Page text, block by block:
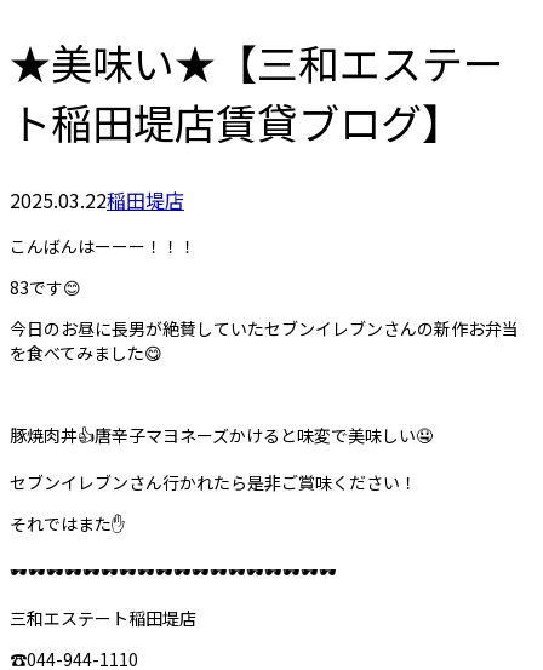
★美味い★【三和エステー
ト稲田堤店賃貸ブログ】
2025.03.22稲田堤店
こんばんはーーー！！！
83です😊
今日のお昼に長男が絶賛していたセブンイレブンさんの新作お弁当
を食べてみました😋
豚焼肉丼👍唐辛子マヨネーズかけると味変で美味しい🤤
セブンイレブンさん行かれたら是非ご賞味ください！
それではまた✋
🕶️🕶️🕶️🕶️🕶️🕶️🕶️🕶️🕶️🕶️🕶️🕶️🕶️🕶️🕶️🕶️🕶️🕶️
三和エステート稲田堤店
☎︎044-944-1110